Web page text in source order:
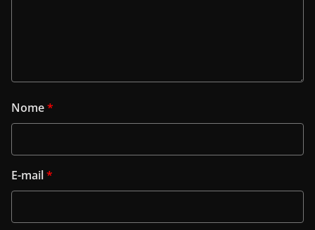
Nome*
E-mail*